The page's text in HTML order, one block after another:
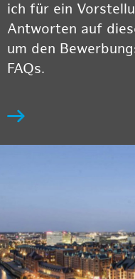
ich für ein
Antworten auf
um den
FAQs.